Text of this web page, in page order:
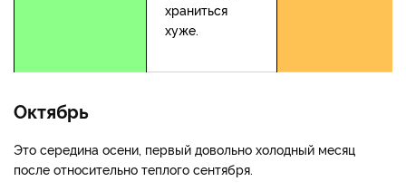
храниться
хуже.
Октябрь
Это середина осени, первый довольно холодный месяц
после относительно теплого сентября.